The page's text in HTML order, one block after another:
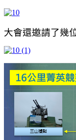
大會還邀請了幾